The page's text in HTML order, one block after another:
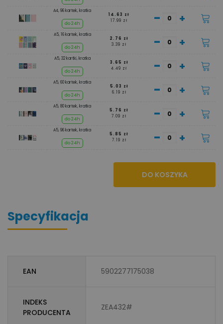
A4, 96 kartek, kratka
do 24h
14.63 zł
17.99 zł
- +
A5, 16 kartek, kratka
do 24h
2.76 zł
3.39 zł
- +
A5, 32 kartki, kratka
do 24h
3.65 zł
4.49 zł
- +
A5, 60 kartek, kratka
do 24h
5.03 zł
6.19 zł
- +
A5, 80 kartek, kratka
do 24h
5.76 zł
7.09 zł
- +
A5, 96 kartek, kratka
do 24h
5.85 zł
7.19 zł
- +
DO KOSZYKA
Specyfikacja
EAN 5902277175038
INDEKS
PRODUCENTA
ZEA432#